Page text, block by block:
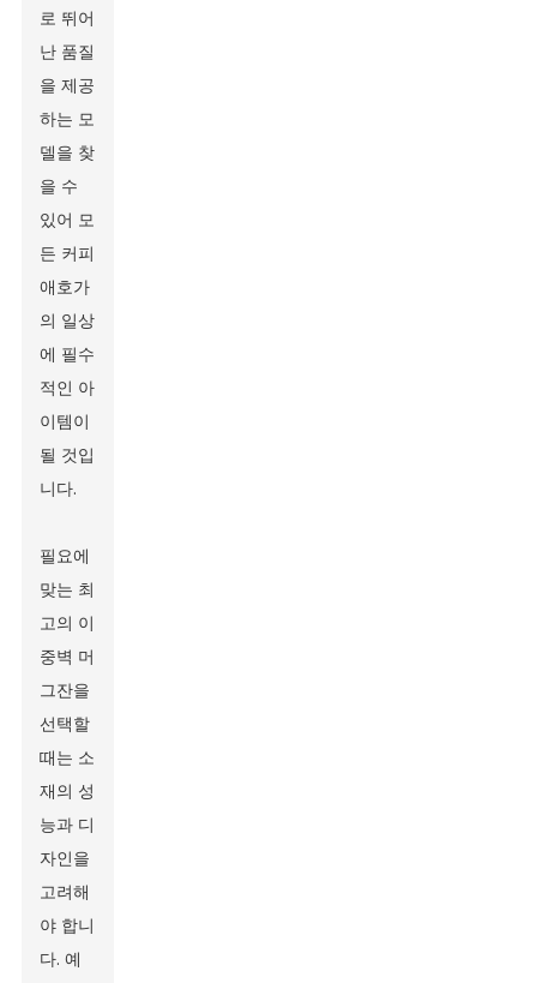
로 뛰어
난 품질
을 제공
하는 모
델을 찾
을 수
있어 모
든 커피
애호가
의 일상
에 필수
적인 아
이템이
될 것입
니다.
필요에
맞는 최
고의 이
중벽 머
그잔을
선택할
때는 소
재의 성
능과 디
자인을
고려해
야 합니
다. 예